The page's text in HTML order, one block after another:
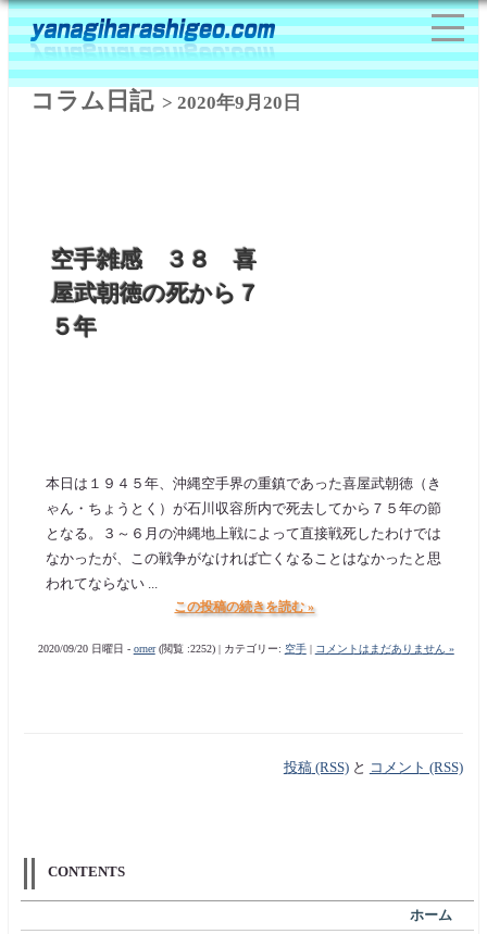
コラム日記> 2020年9月20日
空手雑感 ３８ 喜
屋武朝徳の死から７
５年
本日は１９４５年、沖縄空手界の重鎮であった喜屋武朝徳（き
ゃん・ちょうとく）が石川収容所内で死去してから７５年の節
となる。３～６月の沖縄地上戦によって直接戦死したわけでは
なかったが、この戦争がなければ亡くなることはなかったと思
われてならない ...
この投稿の続きを読む »
2020/09/20 日曜日 - orner(閲覧 :2252) | カテゴリー: 空手| コメントはまだありません »
投稿 (RSS)と コメント (RSS)
CONTENTS
ホーム